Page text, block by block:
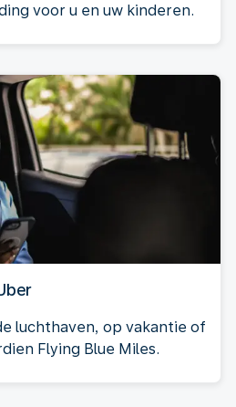
voor u en uw kinderen.
luchthaven, op vakantie of
Flying Blue Miles.